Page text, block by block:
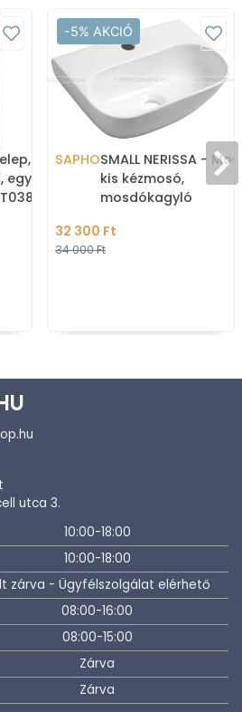
-5% AKCIÓ
SAPHOSMALL NERISSA -
kis kézmosó,
mosdókagyló
Falra szerelhető
32 300 Ft
34 000 Ft
utca 3.
10:00-18:00
10:00-18:00
zárva - Ügyfélszolgálat elérhető
08:00-16:00
08:00-15:00
Zárva
Zárva